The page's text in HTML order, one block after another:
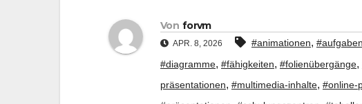
Von forvm
APR. 8, 2026 #animationen, #aufgaben
#diagramme, #fähigkeiten, #folienübergänge,
präsentationen, #multimedia-inhalte, #online-